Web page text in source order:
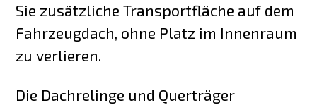
Sie zusätzliche Transportfläche auf dem
Fahrzeugdach, ohne Platz im Innenraum
zu verlieren.
Die Dachrelinge und Querträger